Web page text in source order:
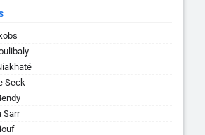
Seck
Sarr